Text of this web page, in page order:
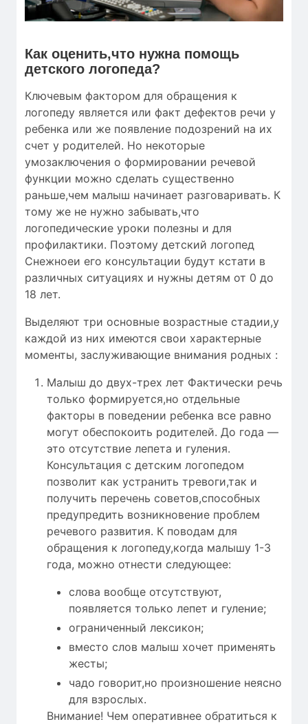
Как оценить,что нужна помощь
детского логопеда?
Ключевым фактором для обращения к
логопеду является или факт дефектов речи у
ребенка или же появление подозрений на их
счет у родителей. Но некоторые
умозаключения о формировании речевой
функции можно сделать существенно
раньше,чем малыш начинает разговаривать. К
тому же не нужно забывать,что
логопедические уроки полезны и для
профилактики. Поэтому детский логопед
Снежноеи его консультации будут кстати в
различных ситуациях и нужны детям от 0 до
18 лет.
Выделяют три основные возрастные стадии,у
каждой из них имеются свои характерные
моменты, заслуживающие внимания родных :
Малыш до двух-трех лет Фактически речь
только формируется,но отдельные
факторы в поведении ребенка все равно
могут обеспокоить родителей. До года —
это отсутствие лепета и гуления.
Консультация с детским логопедом
позволит как устранить тревоги,так и
получить перечень советов,способных
предупредить возникновение проблем
речевого развития. К поводам для
обращения к логопеду,когда малышу 1-3
года, можно отнести следующее:
слова вообще отсутствуют,
появляется только лепет и гуление;
ограниченный лексикон;
вместо слов малыш хочет применять
жесты;
чадо говорит,но произношение неясно
для взрослых.
Внимание! Чем оперативнее обратиться к